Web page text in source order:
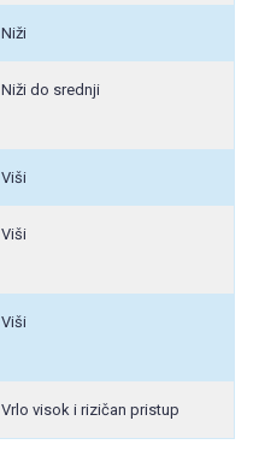
Niži
Niži do srednji
Viši
Viši
Viši
Vrlo visok i rizičan pristup